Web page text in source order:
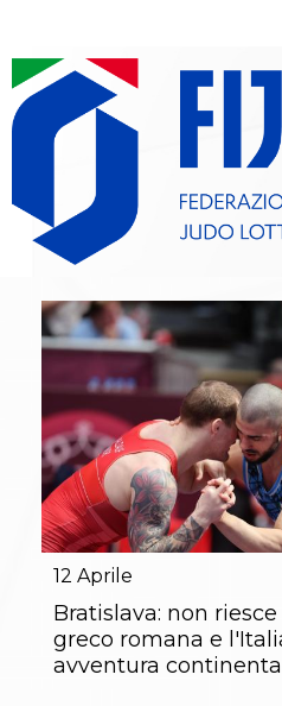
La
Norme e modulistica
Classifica Società
Gare e
Archivio
Dove
La
Attività
Gare e
Albi
La
Gare e
12 Aprile
Bratislava: non
greco romana e
avventura